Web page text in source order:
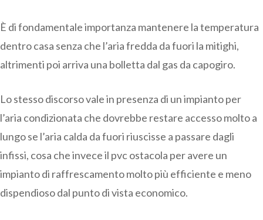
È di fondamentale importanza mantenere la temperatura
dentro casa senza che l’aria fredda da fuori la mitighi,
altrimenti poi arriva una bolletta dal gas da capogiro.
Lo stesso discorso vale in presenza di un impianto per
l’aria condizionata che dovrebbe restare accesso molto a
lungo se l’aria calda da fuori riuscisse a passare dagli
infissi, cosa che invece il pvc ostacola per avere un
impianto di raffrescamento molto più efficiente e meno
dispendioso dal punto di vista economico.